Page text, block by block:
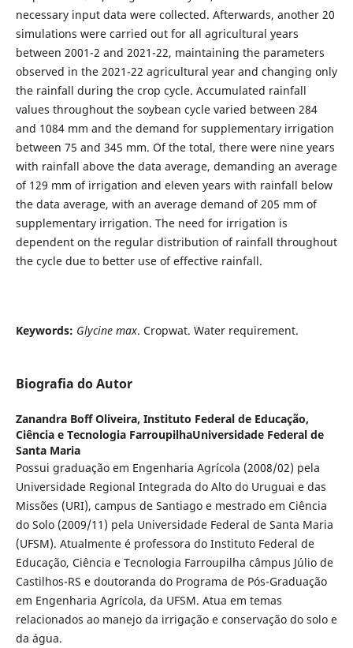
necessary input data were collected. Afterwards, another 20
simulations were carried out for all agricultural years
between 2001-2 and 2021-22, maintaining the parameters
observed in the 2021-22 agricultural year and changing only
the rainfall during the crop cycle. Accumulated rainfall
values throughout the soybean cycle varied between 284
and 1084 mm and the demand for supplementary irrigation
between 75 and 345 mm. Of the total, there were nine years
with rainfall above the data average, demanding an average
of 129 mm of irrigation and eleven years with rainfall below
the data average, with an average demand of 205 mm of
supplementary irrigation. The need for irrigation is
dependent on the regular distribution of rainfall throughout
the cycle due to better use of effective rainfall.
Keywords: Glycine max. Cropwat. Water requirement.
Biografia do Autor
Zanandra Boff Oliveira, Instituto Federal de Educação,
Ciência e Tecnologia FarroupilhaUniversidade Federal de
Santa Maria
Possui graduação em Engenharia Agrícola (2008/02) pela
Universidade Regional Integrada do Alto do Uruguai e das
Missões (URI), campus de Santiago e mestrado em Ciência
do Solo (2009/11) pela Universidade Federal de Santa Maria
(UFSM). Atualmente é professora do Instituto Federal de
Educação, Ciência e Tecnologia Farroupilha câmpus Júlio de
Castilhos-RS e doutoranda do Programa de Pós-Graduação
em Engenharia Agrícola, da UFSM. Atua em temas
relacionados ao manejo da irrigação e conservação do solo e
da água.